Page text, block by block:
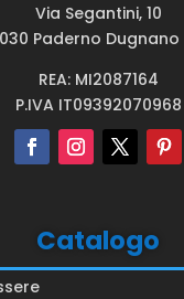
Via Segantini, 10
Paderno Dugnano
REA: MI2087164
P.IVA IT09392070968
Catalogo